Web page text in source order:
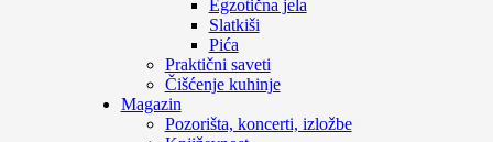
Egzotična jela
Slatkiši
Pića
Praktični saveti
Čišćenje kuhinje
Magazin
Pozorišta, koncerti, izložbe